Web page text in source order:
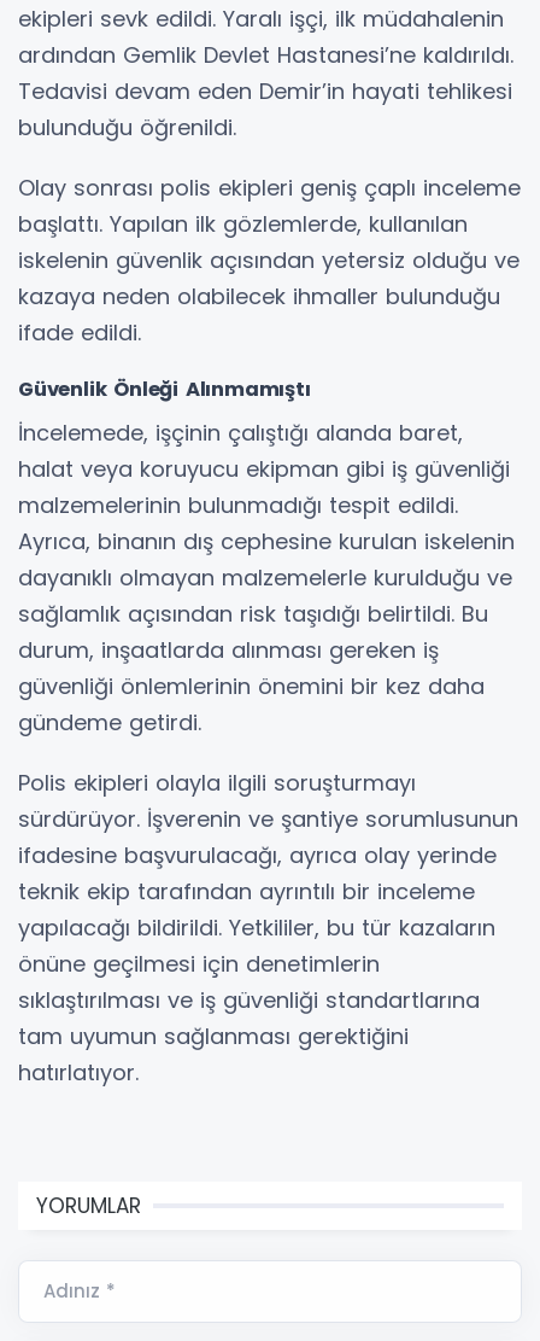
ekipleri sevk edildi. Yaralı işçi, ilk müdahalenin
ardından Gemlik Devlet Hastanesi’ne kaldırıldı.
Tedavisi devam eden Demir’in hayati tehlikesi
bulunduğu öğrenildi.
Olay sonrası polis ekipleri geniş çaplı inceleme
başlattı. Yapılan ilk gözlemlerde, kullanılan
iskelenin güvenlik açısından yetersiz olduğu ve
kazaya neden olabilecek ihmaller bulunduğu
ifade edildi.
Güvenlik Önleği Alınmamıştı
İncelemede, işçinin çalıştığı alanda baret,
halat veya koruyucu ekipman gibi iş güvenliği
malzemelerinin bulunmadığı tespit edildi.
Ayrıca, binanın dış cephesine kurulan iskelenin
dayanıklı olmayan malzemelerle kurulduğu ve
sağlamlık açısından risk taşıdığı belirtildi. Bu
durum, inşaatlarda alınması gereken iş
güvenliği önlemlerinin önemini bir kez daha
gündeme getirdi.
Polis ekipleri olayla ilgili soruşturmayı
sürdürüyor. İşverenin ve şantiye sorumlusunun
ifadesine başvurulacağı, ayrıca olay yerinde
teknik ekip tarafından ayrıntılı bir inceleme
yapılacağı bildirildi. Yetkililer, bu tür kazaların
önüne geçilmesi için denetimlerin
sıklaştırılması ve iş güvenliği standartlarına
tam uyumun sağlanması gerektiğini
hatırlatıyor.
YORUMLAR
Adınız *